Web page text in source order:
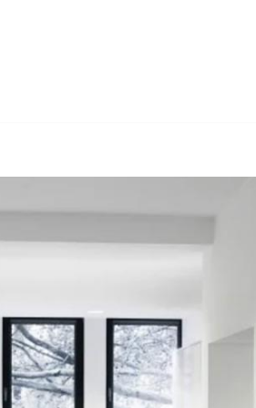
Berner & Partner Rechtsanwälte
✓Arbeitsrecht und